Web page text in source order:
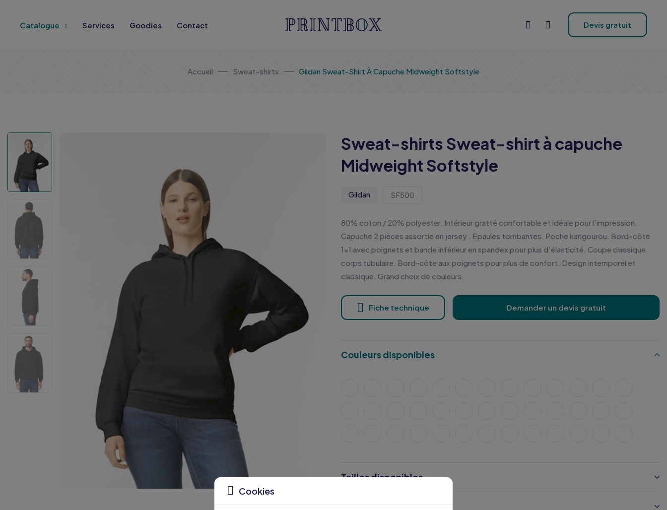
Catalogue Services Goodies Contact Devis gratuit
Accueil Sweat-shirts Gildan Sweat-Shirt À Capuche Midweight Softstyle
Sweat-shirts Sweat-shirt à capuche
Midweight Softstyle
Gildan SF500
80% coton / 20% polyester. Intérieur gratté confortable et idéale pour l'impression.
Capuche 2 pièces assortie en jersey . Epaules tombantes. Poche kangourou. Bord-côte
1x1 avec poignets et bande inférieur en spandex pour plus d'élasticité. Coupe classique,
corps tubulaire. Bord-côte aux poignets pour plus de confort. Design intemporel et
classique. Grand choix de couleurs.
Fiche technique Demander un devis gratuit
Couleurs disponibles
Tailles disponibles
Caractéristiques
Cookies